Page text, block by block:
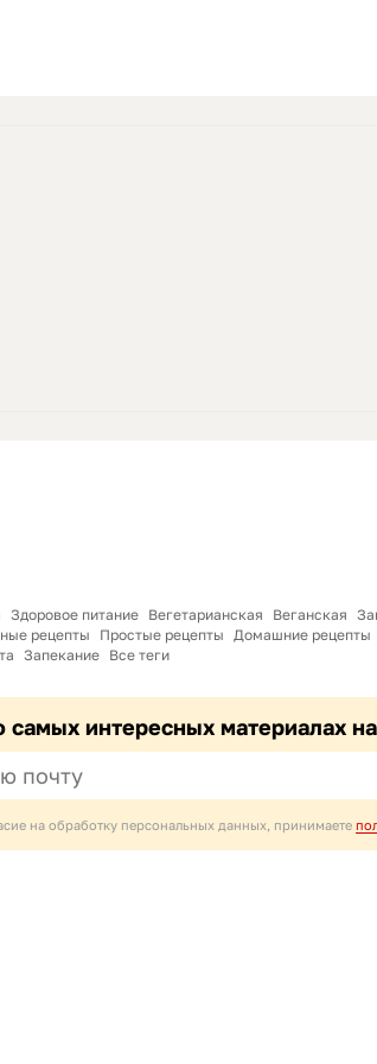
Здоровое питание Вегетарианская Веганская
рецепты Простые рецепты Домашние рецепты
Запекание Все теги
интересных материалах
на обработку персональных данных, принимаете